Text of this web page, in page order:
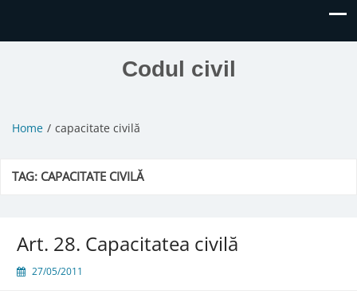
Codul civil
Home capacitate civilă
TAG: CAPACITATE CIVILĂ
Art. 28. Capacitatea civilă
27/05/2011